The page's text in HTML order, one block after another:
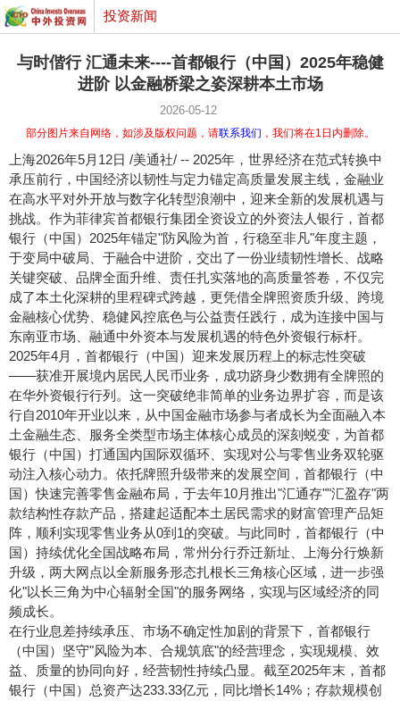
投资新闻
与时偕行 汇通未来----首都银行（中国）2025年稳健
进阶 以金融桥梁之姿深耕本土市场
2026-05-12
部分图片来自网络，如涉及版权问题，请联系我们 ，我们将在1日内删除。
上海2026年5月12日 /美通社/ -- 2025年，世界经济在范式转换中
承压前行，中国经济以韧性与定力锚定高质量发展主线，金融业
在高水平对外开放与数字化转型浪潮中，迎来全新的发展机遇与
挑战。作为菲律宾首都银行集团全资设立的外资法人银行，首都
银行（中国）2025年锚定"防风险为首，行稳至非凡"年度主题，
于变局中破局、于融合中进阶，交出了一份业绩韧性增长、战略
关键突破、品牌全面升维、责任扎实落地的高质量答卷，不仅完
成了本土化深耕的里程碑式跨越，更凭借全牌照资质升级、跨境
金融核心优势、稳健风控底色与公益责任践行，成为连接中国与
东南亚市场、融通中外资本与发展机遇的特色外资银行标杆。
2025年4月，首都银行（中国）迎来发展历程上的标志性突破
——获准开展境内居民人民币业务，成功跻身少数拥有全牌照的
在华外资银行行列。这一突破绝非简单的业务边界扩容，而是该
行自2010年开业以来，从中国金融市场参与者成长为全面融入本
土金融生态、服务全类型市场主体核心成员的深刻蜕变，为首都
银行（中国）打通国内国际双循环、实现对公与零售业务双轮驱
动注入核心动力。依托牌照升级带来的发展空间，首都银行（中
国）快速完善零售金融布局，于去年10月推出"汇通存""汇盈存"两
款结构性存款产品，搭建起适配本土居民需求的财富管理产品矩
阵，顺利实现零售业务从0到1的突破。与此同时，首都银行（中
国）持续优化全国战略布局，常州分行乔迁新址、上海分行焕新
升级，两大网点以全新服务形态扎根长三角核心区域，进一步强
化"以长三角为中心辐射全国"的服务网络，实现与区域经济的同
频成长。
在行业息差持续承压、市场不确定性加剧的背景下，首都银行
（中国）坚守"风险为本、合规筑底"的经营理念，实现规模、效
益、质量的协同向好，经营韧性持续凸显。截至2025年末，首都
银行（中国）总资产达233.33亿元，同比增长14%；存款规模创